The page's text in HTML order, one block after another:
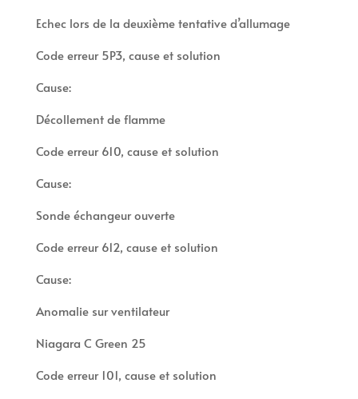
Echec lors de la deuxième tentative d’allumage
Code erreur 5P3, cause et solution
Cause:
Décollement de flamme
Code erreur 610, cause et solution
Cause:
Sonde échangeur ouverte
Code erreur 612, cause et solution
Cause:
Anomalie sur ventilateur
Niagara C Green 25
Code erreur 101, cause et solution